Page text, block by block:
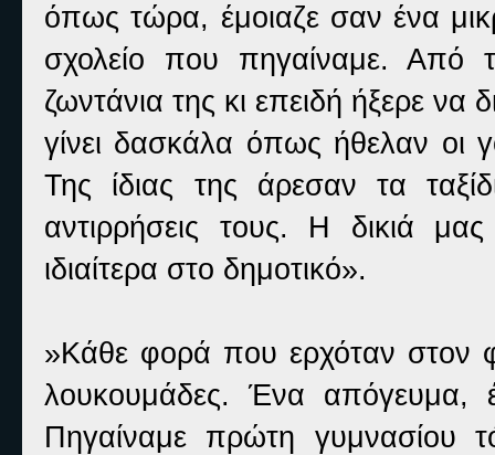
όπως τώρα, έμοιαζε σαν ένα
σχολείο που πηγαίναμε. Από
ζωντάνια της κι επειδή ήξερε να
γίνει δασκάλα όπως ήθελαν οι
Της ίδιας της άρεσαν τα
αντιρρήσεις τους. Η δικιά
ιδιαίτερα στο δημοτικό».
»Κάθε φορά που ερχόταν στον
λουκουμάδες. Ένα απόγευμα,
Πηγαίναμε πρώτη γυμνασίου